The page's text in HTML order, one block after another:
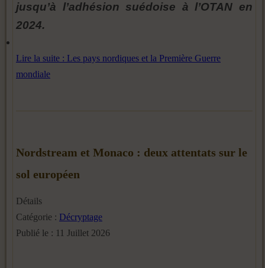
jusqu’à l’adhésion suédoise à l’OTAN en
2024.
Lire la suite : Les pays nordiques et la Première Guerre
mondiale
Nordstream et Monaco : deux attentats sur le
sol européen
Détails
Catégorie : Décryptage
Publié le : 11 Juillet 2026